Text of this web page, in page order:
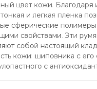
цвет кожи.
и легкая пленка
сферические
свойствами. Эти
собой настоящий
кожи: шиповника с
с